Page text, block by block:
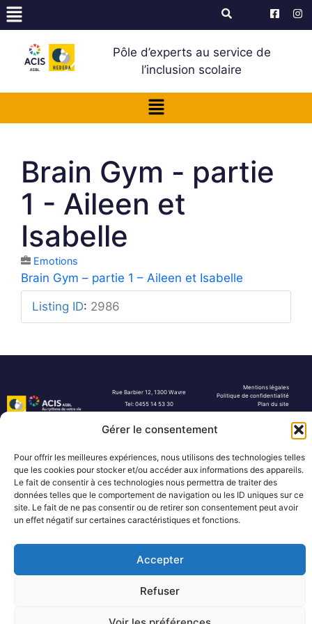
Gérer le consentement
Pour offrir les meilleures expériences, nous utilisons des technologies telles
que les cookies pour stocker et/ou accéder aux informations des appareils.
Le fait de consentir à ces technologies nous permettra de traiter des
données telles que le comportement de navigation ou les ID uniques sur ce
site. Le fait de ne pas consentir ou de retirer son consentement peut avoir
un effet négatif sur certaines caractéristiques et fonctions.
Accepter
Refuser
Pôle d’experts au service de
l’inclusion scolaire
Brain Gym - partie
1 - Aileen et
Isabelle
Emotions
Brain Gym – partie 1 – Aileen et Isabelle
Listing ID: 2986
Rue Barbier 12, 1300 Wavre
Tel: 0455 14 53 30
Mentions légales
Politique de confidentialité
Plan du site